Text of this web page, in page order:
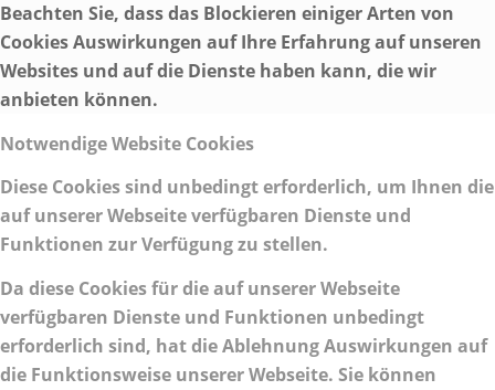
Beachten Sie, dass das Blockieren einiger Arten von
Cookies Auswirkungen auf Ihre Erfahrung auf unseren
Websites und auf die Dienste haben kann, die wir
anbieten können.
Notwendige Website Cookies
Diese Cookies sind unbedingt erforderlich, um Ihnen die
auf unserer Webseite verfügbaren Dienste und
Funktionen zur Verfügung zu stellen.
Da diese Cookies für die auf unserer Webseite
verfügbaren Dienste und Funktionen unbedingt
erforderlich sind, hat die Ablehnung Auswirkungen auf
die Funktionsweise unserer Webseite. Sie können